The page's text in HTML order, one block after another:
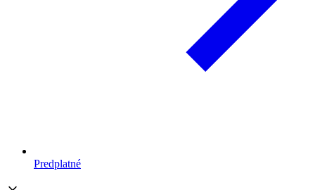
Predplatné